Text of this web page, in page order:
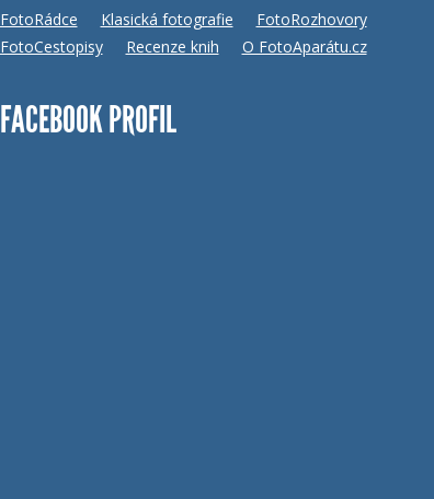
FotoRádce Klasická fotografie
FotoRozhovory
FotoCestopisy
Recenze knih O FotoAparátu.cz
FACEBOOK PROFIL